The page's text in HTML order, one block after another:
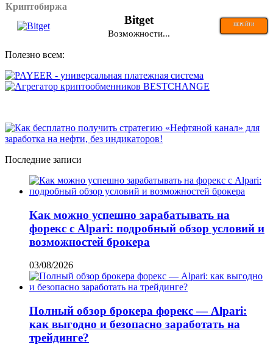
Криптобиржа
Bitget ПЕРЕЙТИ
Возможности...
Полезно всем:
Последние записи
Как можно успешно зарабатывать на
форекс с Alpari: подробный обзор условий и
возможностей брокера
03/08/2026
Полный обзор брокера форекс — Alpari:
как выгодно и безопасно заработать на
трейдинге?